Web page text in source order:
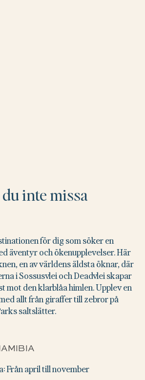
Från april till november
inte missa
för dig som söker en
äventyr och ökenupplevelser. Här
en av världens äldsta öknar, där
i Sossusvlei och Deadvlei skapar
mot den klarblåa himlen. Upplev en
allt från giraffer till zebror på
saltslätter.